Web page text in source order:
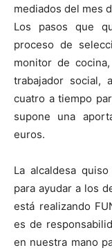
mediados del mes
Los pasos que
proceso de
monitor de
trabajador social,
cuatro a tiempo
supone una
euros.
La alcaldesa
para ayudar a los
está realizando
es de
en nuestra mano